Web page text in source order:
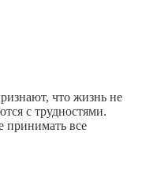
что жизнь не
с трудностями.
принимать все